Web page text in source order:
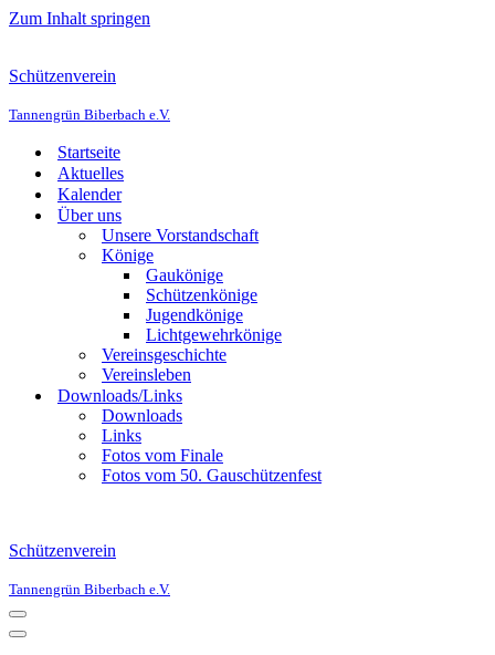
Zum Inhalt springen
Schützenverein
Tannengrün Biberbach e.V.
Startseite
Aktuelles
Kalender
Über uns
Unsere Vorstandschaft
Könige
Gaukönige
Schützenkönige
Jugendkönige
Lichtgewehrkönige
Vereinsgeschichte
Vereinsleben
Downloads/Links
Downloads
Links
Fotos vom Finale
Fotos vom 50. Gauschützenfest
Schützenverein
Tannengrün Biberbach e.V.
Navigationsmenü
Navigationsmenü